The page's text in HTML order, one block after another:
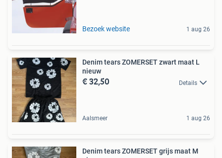
Bezoek website 1 aug 26
Denim tears ZOMERSET zwart maat L
nieuw
€ 32,50 Details
Aalsmeer 1 aug 26
Denim tears ZOMERSET grijs maat M